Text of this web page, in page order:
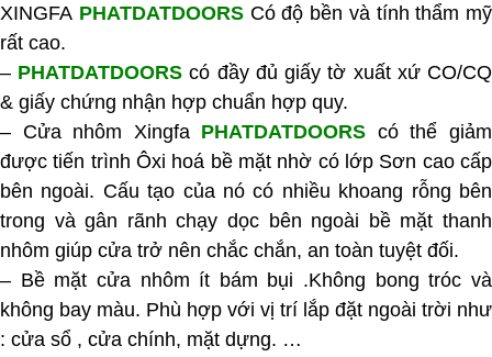
XINGFA PHATDATDOORSCó độ bền và tính thẩm mỹ
rất cao.
– PHATDATDOORS có đầy đủ giấy tờ xuất xứ CO/CQ
& giấy chứng nhận hợp chuẩn hợp quy.
– Cửa nhôm Xingfa PHATDATDOORS có thể giảm
được tiến trình Ôxi hoá bề mặt nhờ có lớp Sơn cao cấp
bên ngoài. Cấu tạo của nó có nhiều khoang rỗng bên
trong và gân rãnh chạy dọc bên ngoài bề mặt thanh
nhôm giúp cửa trở nên chắc chắn, an toàn tuyệt đối.
– Bề mặt cửa nhôm ít bám bụi .Không bong tróc và
không bay màu. Phù hợp với vị trí lắp đặt ngoài trời như
: cửa sổ , cửa chính, mặt dựng. …